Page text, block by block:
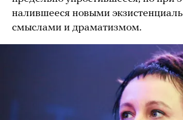
налившееся новыми
смыслами и драматизмом.